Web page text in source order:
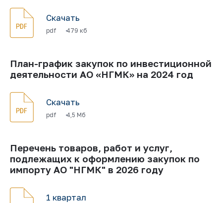
Скачать
pdf 479 кб
План-график закупок по инвестиционной
деятельности АО «НГМК» на 2024 год
Скачать
pdf 4,5 Мб
Перечень товаров, работ и услуг,
подлежащих к оформлению закупок по
импорту АО "НГМК" в 2026 году
1 квартал